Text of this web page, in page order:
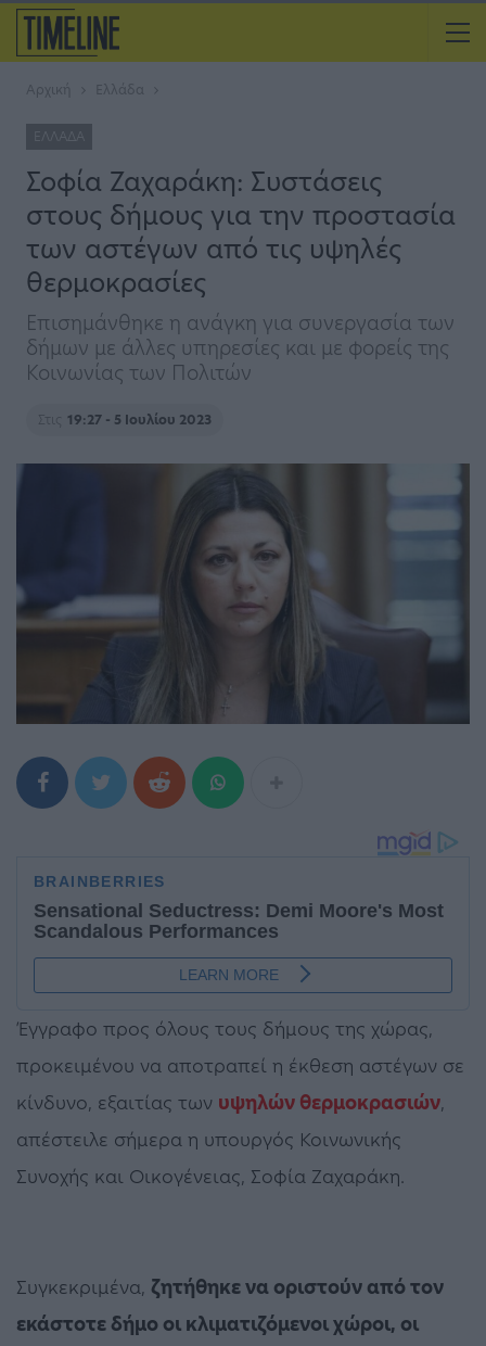
Αρχική Ελλάδα
ΕΛΛΆΔΑ
Σοφία Ζαχαράκη: Συστάσεις
στους δήμους για την προστασία
των αστέγων από τις υψηλές
θερμοκρασίες
Επισημάνθηκε η ανάγκη για συνεργασία των
δήμων με άλλες υπηρεσίες και με φορείς της
Κοινωνίας των Πολιτών
Στις 19:27 - 5 Ιουλίου 2023
Έγγραφο προς όλους τους δήμους της χώρας,
προκειμένου να αποτραπεί η έκθεση αστέγων σε
κίνδυνο, εξαιτίας των υψηλών θερμοκρασιών,
απέστειλε σήμερα η υπουργός Κοινωνικής
Συνοχής και Οικογένειας, Σοφία Ζαχαράκη.
Συγκεκριμένα, ζητήθηκε να οριστούν από τον
εκάστοτε δήμο οι κλιματιζόμενοι χώροι, οι